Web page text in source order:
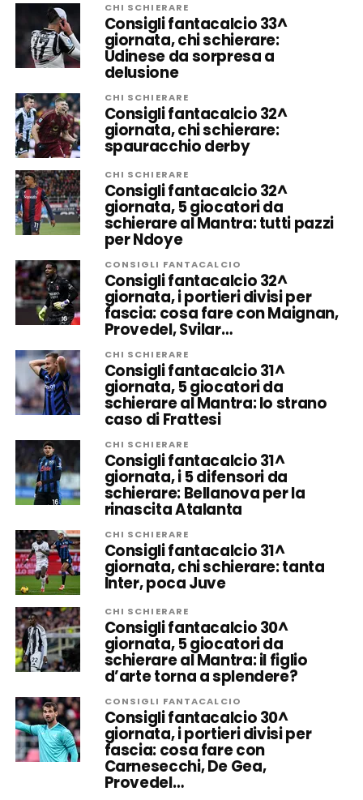
CHI SCHIERARE
Consigli fantacalcio 33^
giornata, chi schierare:
Udinese da sorpresa a
delusione
CHI SCHIERARE
Consigli fantacalcio 32^
giornata, chi schierare:
spauracchio derby
CHI SCHIERARE
Consigli fantacalcio 32^
giornata, 5 giocatori da
schierare al Mantra: tutti pazzi
per Ndoye
CONSIGLI FANTACALCIO
Consigli fantacalcio 32^
giornata, i portieri divisi per
fascia: cosa fare con Maignan,
Provedel, Svilar…
CHI SCHIERARE
Consigli fantacalcio 31^
giornata, 5 giocatori da
schierare al Mantra: lo strano
caso di Frattesi
CHI SCHIERARE
Consigli fantacalcio 31^
giornata, i 5 difensori da
schierare: Bellanova per la
rinascita Atalanta
CHI SCHIERARE
Consigli fantacalcio 31^
giornata, chi schierare: tanta
Inter, poca Juve
CHI SCHIERARE
Consigli fantacalcio 30^
giornata, 5 giocatori da
schierare al Mantra: il figlio
d’arte torna a splendere?
CONSIGLI FANTACALCIO
Consigli fantacalcio 30^
giornata, i portieri divisi per
fascia: cosa fare con
Carnesecchi, De Gea,
Provedel…